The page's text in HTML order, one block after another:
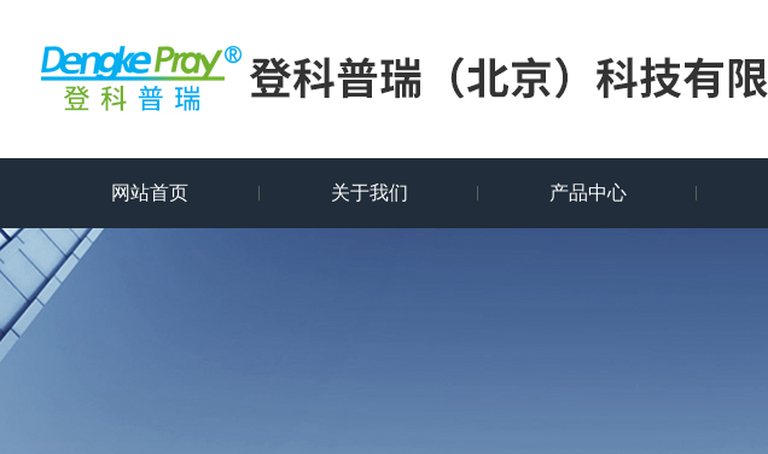
网站首页 关于我们 产品中心